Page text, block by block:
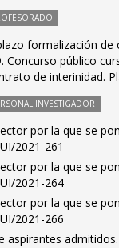
formalización de
Concurso público
de interinidad.
INVESTIGADOR
por la que se
2021-261
por la que se
2021-264
por la que se
2021-266
aspirantes